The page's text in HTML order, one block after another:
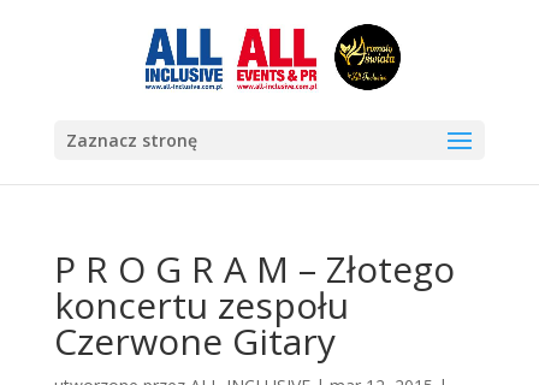
Zaznacz stronę
P R O G R A M – Złotego
koncertu zespołu
Czerwone Gitary